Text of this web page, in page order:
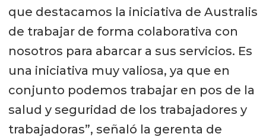
que destacamos la iniciativa de Australis
de trabajar de forma colaborativa con
nosotros para abarcar a sus servicios. Es
una iniciativa muy valiosa, ya que en
conjunto podemos trabajar en pos de la
salud y seguridad de los trabajadores y
trabajadoras”, señaló la gerenta de